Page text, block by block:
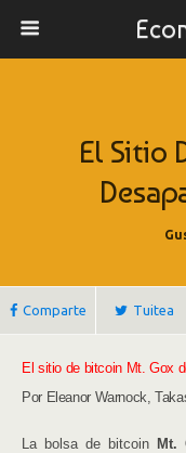
El Sitio
Comparte Tuitea
El sitio de bitcoin Mt. Gox
Por Eleanor Warnock,
La bolsa de bitcoin Mt.